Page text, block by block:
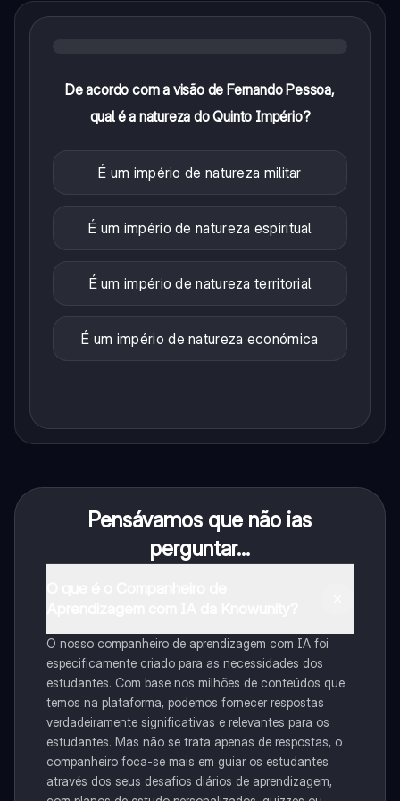
De acordo com a visão de Fernando Pessoa,
qual é a natureza do Quinto Império?
É um império de natureza militar
É um império de natureza espiritual
É um império de natureza territorial
É um império de natureza económica
Pensávamos que não ias
perguntar...
O nosso companheiro de aprendizagem com IA foi
especificamente criado para as necessidades dos
estudantes. Com base nos milhões de conteúdos que
temos na plataforma, podemos fornecer respostas
verdadeiramente significativas e relevantes para os
estudantes. Mas não se trata apenas de respostas, o
companheiro foca-se mais em guiar os estudantes
através dos seus desafios diários de aprendizagem,